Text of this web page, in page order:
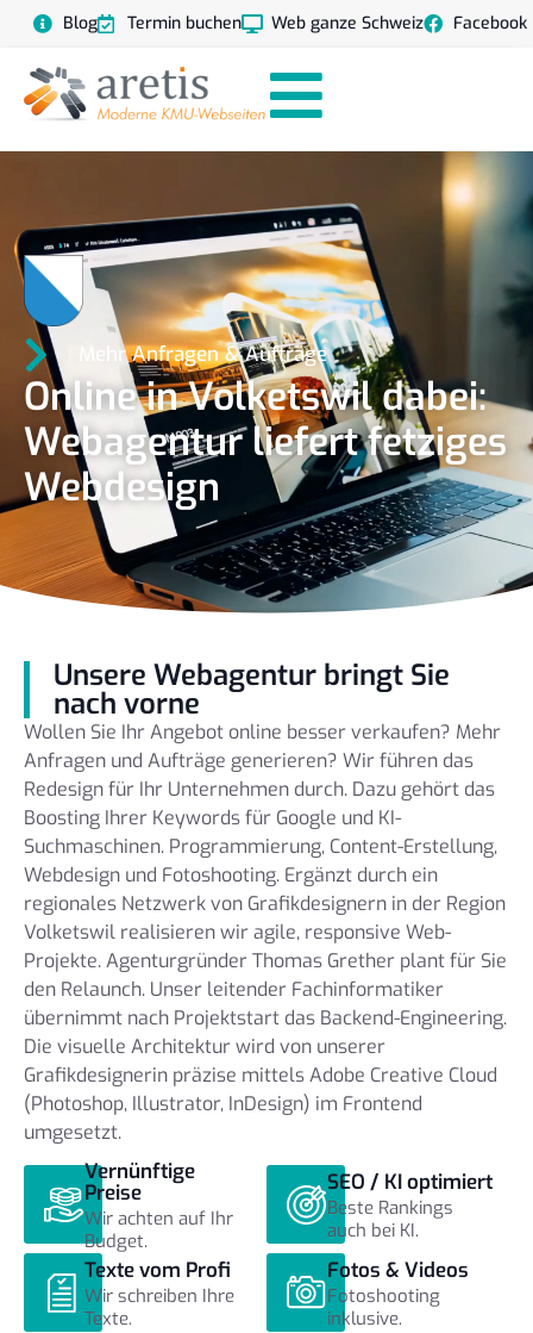
Blog Termin buchen Web ganze Schweiz Facebook
Mehr Anfragen & Aufträge
Online in Volketswil dabei:
Webagentur liefert fetziges
Webdesign
Unsere Webagentur bringt Sie
nach vorne
Wollen Sie Ihr Angebot online besser verkaufen? Mehr
Anfragen und Aufträge generieren? Wir führen das
Redesign für Ihr Unternehmen durch. Dazu gehört das
Boosting Ihrer Keywords für Google und KI-
Suchmaschinen. Programmierung, Content-Erstellung,
Webdesign und Fotoshooting. Ergänzt durch ein
regionales Netzwerk von Grafikdesignern in der Region
Volketswil realisieren wir agile, responsive Web-
Projekte. Agenturgründer Thomas Grether plant für Sie
den Relaunch. Unser leitender Fachinformatiker
übernimmt nach Projektstart das Backend-Engineering.
Die visuelle Architektur wird von unserer
Grafikdesignerin präzise mittels Adobe Creative Cloud
(Photoshop, Illustrator, InDesign) im Frontend
umgesetzt.
Vernünftige
Preise
Wir achten auf Ihr
Budget.
SEO / KI optimiert
Beste Rankings
auch bei KI.
Texte vom Profi
Wir schreiben Ihre
Texte.
Fotos & Videos
Fotoshooting
inklusive.